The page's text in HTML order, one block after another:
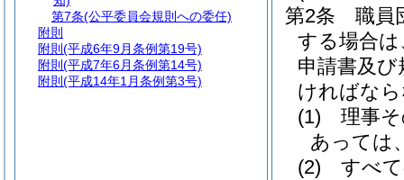
第2条
職員
する場合
申請書及
ければな
(1)
理事
あっては
(2)
すべ
第7条(公平委員会規則への委任)
附則
附則 (平成6年9月条例第19号)
附則 (平成7年6月条例第14号)
附則 (平成14年1月条例第3号)